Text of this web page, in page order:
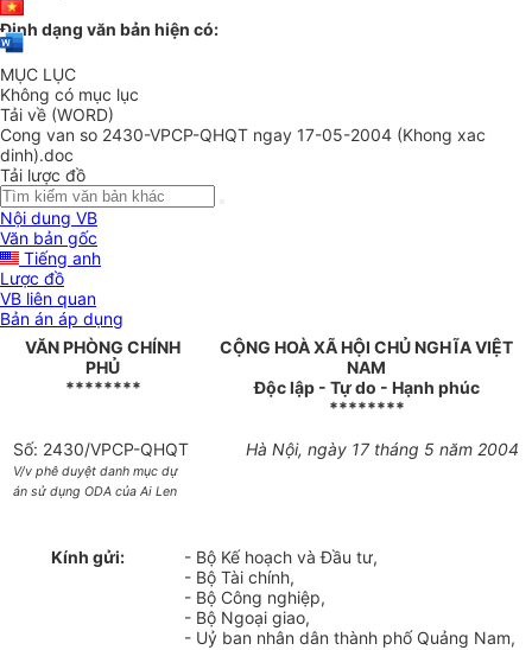
Định dạng văn bản hiện có:
MỤC LỤC
Không có mục lục
Tải về (WORD)
Cong van so 2430-VPCP-QHQT ngay 17-05-2004 (Khong xac
dinh).doc
Tải lược đồ
Nội dung VB
Văn bản gốc
Tiếng anh
Lược đồ
VB liên quan
Bản án áp dụng
VĂN PHÒNG CHÍNH
PHỦ
********
CỘNG HOÀ XÃ HỘI CHỦ NGHĨA VIỆT
NAM
Độc lập - Tự do - Hạnh phúc
********
Số: 2430/VPCP-QHQT
V/v phê duyệt danh mục dự
án sử dụng ODA của Ai Len
Hà Nội, ngày 17 tháng 5 năm 2004
Kính gửi:
- Bộ Kế hoạch và Đầu tư,
- Bộ Tài chính,
- Bộ Công nghiệp,
- Bộ Ngoại giao,
- Uỷ ban nhân dân thành phố Quảng Nam,